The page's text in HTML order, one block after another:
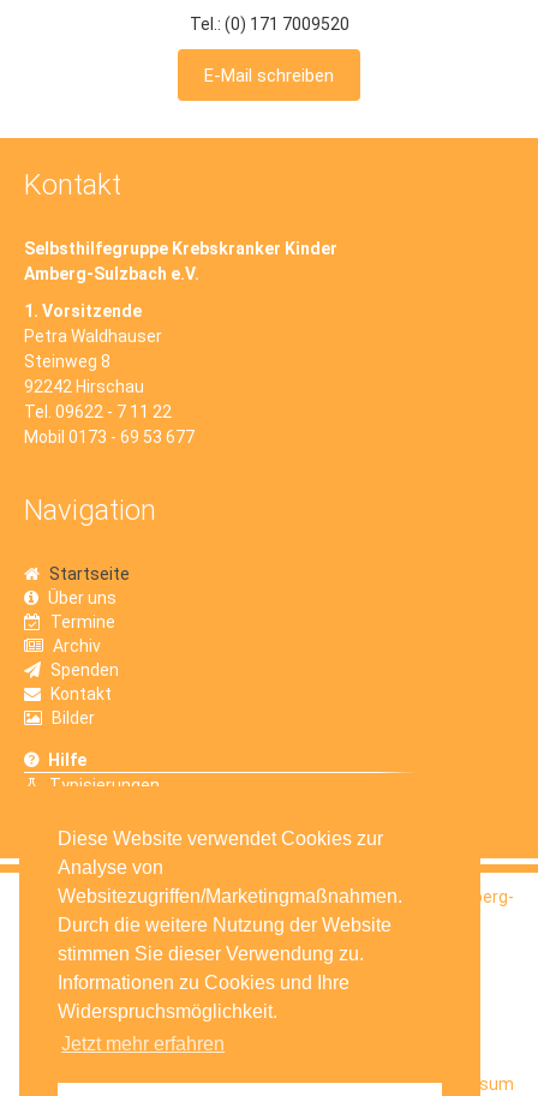
Diese Website verwendet Cookies zur
Analyse von
Websitezugriffen/Marketingmaßnahmen.
Durch die weitere Nutzung der Website
stimmen Sie dieser Verwendung zu.
Informationen zu Cookies und Ihre
Widerspruchsmöglichkeit.
Jetzt mehr erfahren
Tel.: (0) 171 7009520
E-Mail schreiben
Kontakt
Selbsthilfegruppe Krebskranker Kinder
Amberg-Sulzbach e.V.
1. Vorsitzende
Petra Waldhauser
Steinweg 8
92242 Hirschau
Tel. 09622 - 7 11 22
Mobil 0173 - 69 53 677
Navigation
Startseite
Über uns
Termine
Archiv
Spenden
Kontakt
Bilder
Hilfe
Typisierungen
© 2016Selbsthilfegruppe Krebskranker Kinder Amberg-
Sulzbach e.V.
Impressum
Datenschutz
Facebook
Startseite